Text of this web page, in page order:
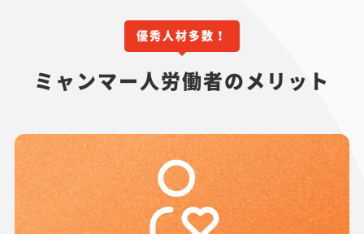
優秀人材多数！
ミャンマー人労働者のメリット